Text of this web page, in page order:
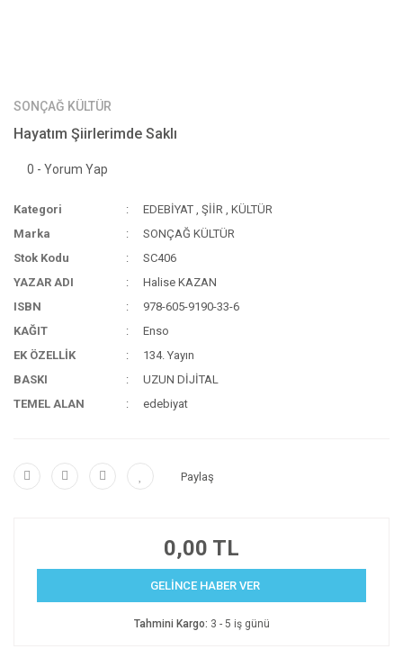
SONÇAĞ KÜLTÜR
Hayatım Şiirlerimde Saklı
0 - Yorum Yap
Kategori EDEBİYAT ,ŞİİR ,KÜLTÜR
Marka
SONÇAĞ KÜLTÜR
Stok Kodu
SC406
YAZAR ADI
Halise KAZAN
ISBN
978-605-9190-33-6
KAĞIT
Enso
EK ÖZELLİK
134. Yayın
BASKI
UZUN DİJİTAL
TEMEL ALAN
edebiyat
Paylaş
0,00 TL
GELİNCE HABER VER
Tahmini Kargo: 3 - 5 iş günü